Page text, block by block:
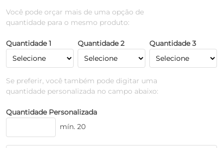
Você pode orçar mais de uma opção de
quantidade para o mesmo produto:
Quantidade 1 Quantidade 2 Quantidade 3
Se preferir, você também pode digitar uma
quantidade personalizada no campo abaixo:
Quantidade Personalizada
mín. 20